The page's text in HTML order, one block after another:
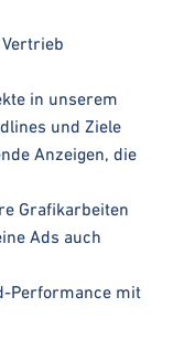
in unserem
und Ziele
Anzeigen, die
Grafikarbeiten
Ads auch
Performance mit